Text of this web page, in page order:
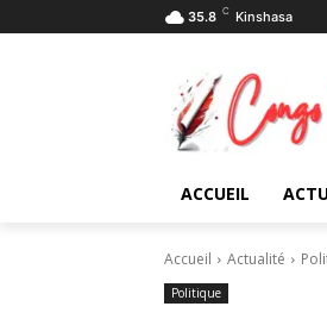
35.8 C Kinshasa
ACCUEIL
Accueil Actualité
Politique